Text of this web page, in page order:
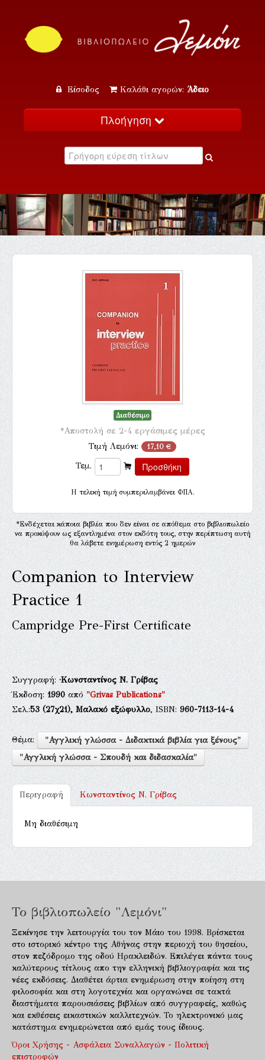
Είσοδος Καλάθι αγορών: Άδειο
Πλοήγηση
Κατάλογος
Εκδηλώσεις
Επικοινωνία
Διαθέσιμο
*Αποστολή σε 2-4 εργάσιμες μέρες
Τιμή Λεμόνι: 17,10 €
Τεμ.
H τελική τιμή συμπεριλαμβάνει ΦΠΑ.
*Ενδέχεται κάποια βιβλία που δεν είναι σε απόθεμα στο βιβλιοπωλείο
να προκύψουν ως εξαντλημένα στον εκδότη τους, στην περίπτωση αυτή
θα λάβετε ενημέρωση εντός 2 ημερών
Companion to Interview
Practice 1
Campridge Pre-First Certificate
Συγγραφή:·Κωνσταντίνος Ν. Γρίβας
Έκδοση:1990από"Grivas Publications"
Σελ.:53(27χ21), Μαλακό εξώφυλλο, ISBN:960-7113-14-4
Θέμα:
"Αγγλική γλώσσα - Διδακτικά βιβλία για ξένους"
"Αγγλική γλώσσα - Σπουδή και διδασκαλία"
Περιγραφή Κωνσταντίνος Ν. Γρίβας
Μη διαθέσιμη
Το βιβλιοπωλείο "Λεμόνι"
Ξεκίνησε την λειτουργία του τον Μάιο του 1998. Βρίσκεται
στο ιστορικό κέντρο της Αθήνας στην περιοχή του θησείου,
στον πεζόδρομο της οδού Ηρακλειδών. Επιλέγει πάντα τους
καλύτερους τίτλους απο την ελληνική βιβλιογραφία και τις
νέες εκδόσεις. Διαθέτει άρτια ενημέρωση στην ποίηση στη
φιλοσοφία και στη λογοτεχνία και οργανώνει σε τακτά
διαστήματα παρουσιάσεις βιβλίων από συγγραφείς, καθώς
και εκθέσεις εικαστικών καλλιτεχνών. Το ηλεκτρονικό μας
κατάστημα ενημερώνεται από εμάς τους ίδιους.
Όροι Χρήσης - Ασφάλεια Συναλλαγών - Πολιτική
επιστροφών